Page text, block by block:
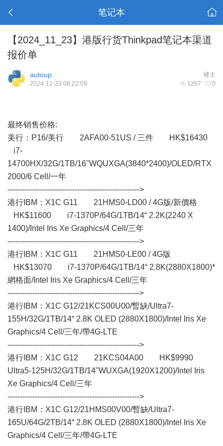
笔记本
【2024_11_23】港版行货Thinkpad笔记本渠道
报价单
楼主
autoup
1267 0
2024-11-23 08:22:09
最终销售价格:
美行： P16/美行 2AFA00-51US / 三件 HK$16430
i7-
14700HX/32G/1TB/16"WQUXGA(3840*2400)/OLED/RTX
2000/6 Cell/一年
----------------------------------------------------->
港行IBM：X1C G11 21HMS0-LD00 / 4G版/新價格
HK$11600 i7-1370P/64G/1TB/14“ 2.2K(2240 X
1400)/Intel Iris Xe Graphics/4 Cell/三年
----------------------------------------------------->
港行IBM：X1C G11 21HMS0-LE00 / 4G版
HK$13070 i7-1370P/64G/1TB/14“ 2.8K(2880X1800)*
網格面/Intel Iris Xe Graphics/4 Cell/三年
----------------------------------------------------->
港行IBM：X1C G12/21KCS00U00/暫缺/Ultra7-
155H/32G/1TB/14“ 2.8K OLED (2880X1800)/Intel Iris Xe
Graphics/4 Cell/三年/帶4G-LTE
----------------------------------------------------->
港行IBM：X1C G12 21KCS04A00 HK$9990
Ultra5-125H/32G/1TB/14"WUXGA(1920X1200)/Intel Iris
Xe Graphics/4 Cell/三年
----------------------------------------------------->
港行IBM：X1C G12/21HMS00V00/暫缺/Ultra7-
165U/64G/2TB/14“ 2.8K OLED (2880X1800)/Intel Iris Xe
Graphics/4 Cell/三年/帶4G-LTE